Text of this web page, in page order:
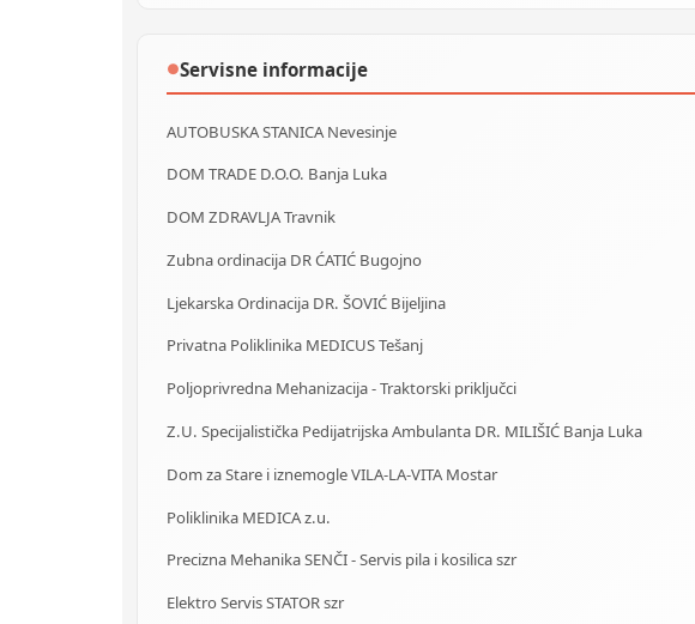
●Servisne informacije
AUTOBUSKA STANICA Nevesinje
DOM TRADE D.O.O. Banja Luka
DOM ZDRAVLJA Travnik
Zubna ordinacija DR ĆATIĆ Bugojno
Ljekarska Ordinacija DR. ŠOVIĆ Bijeljina
Privatna Poliklinika MEDICUS Tešanj
Poljoprivredna Mehanizacija - Traktorski priključci
Z.U. Specijalistička Pedijatrijska Ambulanta DR. MILIŠIĆ Banja Luka
Dom za Stare i iznemogle VILA-LA-VITA Mostar
Poliklinika MEDICA z.u.
Precizna Mehanika SENČI - Servis pila i kosilica szr
Elektro Servis STATOR szr